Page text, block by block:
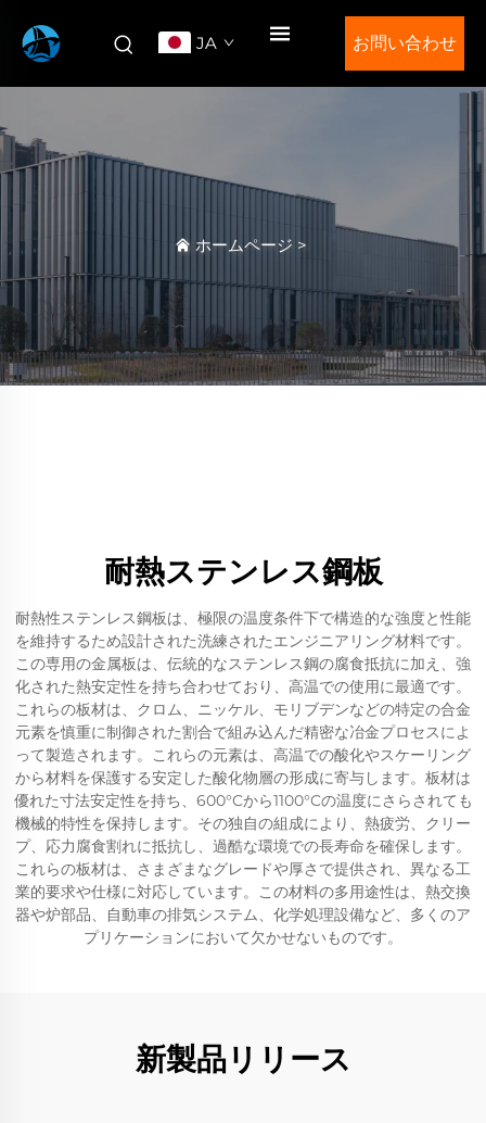
JA お問い合わせ
ホームページ >
耐熱ステンレス鋼板
耐熱性ステンレス鋼板は、極限の温度条件下で構造的な強度と性能
を維持するため設計された洗練されたエンジニアリング材料です。
この専用の金属板は、伝統的なステンレス鋼の腐食抵抗に加え、強
化された熱安定性を持ち合わせており、高温での使用に最適です。
これらの板材は、クロム、ニッケル、モリブデンなどの特定の合金
元素を慎重に制御された割合で組み込んだ精密な冶金プロセスによ
って製造されます。これらの元素は、高温での酸化やスケーリング
から材料を保護する安定した酸化物層の形成に寄与します。板材は
優れた寸法安定性を持ち、600°Cから1100°Cの温度にさらされても
機械的特性を保持します。その独自の組成により、熱疲労、クリー
プ、応力腐食割れに抵抗し、過酷な環境での長寿命を確保します。
これらの板材は、さまざまなグレードや厚さで提供され、異なる工
業的要求や仕様に対応しています。この材料の多用途性は、熱交換
器や炉部品、自動車の排気システム、化学処理設備など、多くのア
プリケーションにおいて欠かせないものです。
新製品リリース